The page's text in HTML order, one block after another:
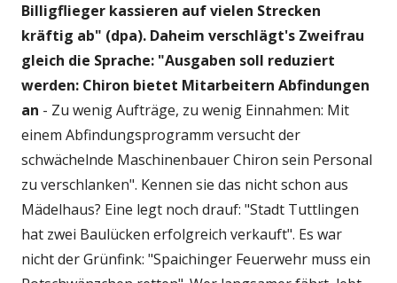
Billigflieger kassieren auf vielen Strecken
kräftig ab" (dpa). Daheim verschlägt's Zweifrau
gleich die Sprache: "Ausgaben soll reduziert
werden: Chiron bietet Mitarbeitern Abfindungen
an - Zu wenig Aufträge, zu wenig Einnahmen: Mit
einem Abfindungsprogramm versucht der
schwächelnde Maschinenbauer Chiron sein Personal
zu verschlanken". Kennen sie das nicht schon aus
Mädelhaus? Eine legt noch drauf: "Stadt Tuttlingen
hat zwei Baulücken erfolgreich verkauft". Es war
nicht der Grünfink: "Spaichinger Feuerwehr muss ein